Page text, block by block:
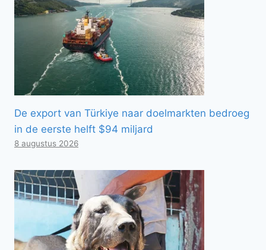
De export van Türkiye naar doelmarkten bedroeg
in de eerste helft $94 miljard
8 augustus 2026